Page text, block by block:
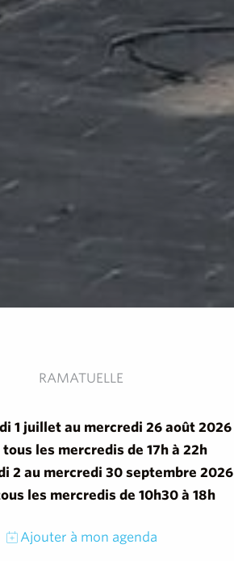
RAMATUELLE
1 juillet au mercredi 26 août 2026
les mercredis de 17h à 22h
2 au mercredi 30 septembre 2026
les mercredis de 10h30 à 18h
Ajouter à mon agenda